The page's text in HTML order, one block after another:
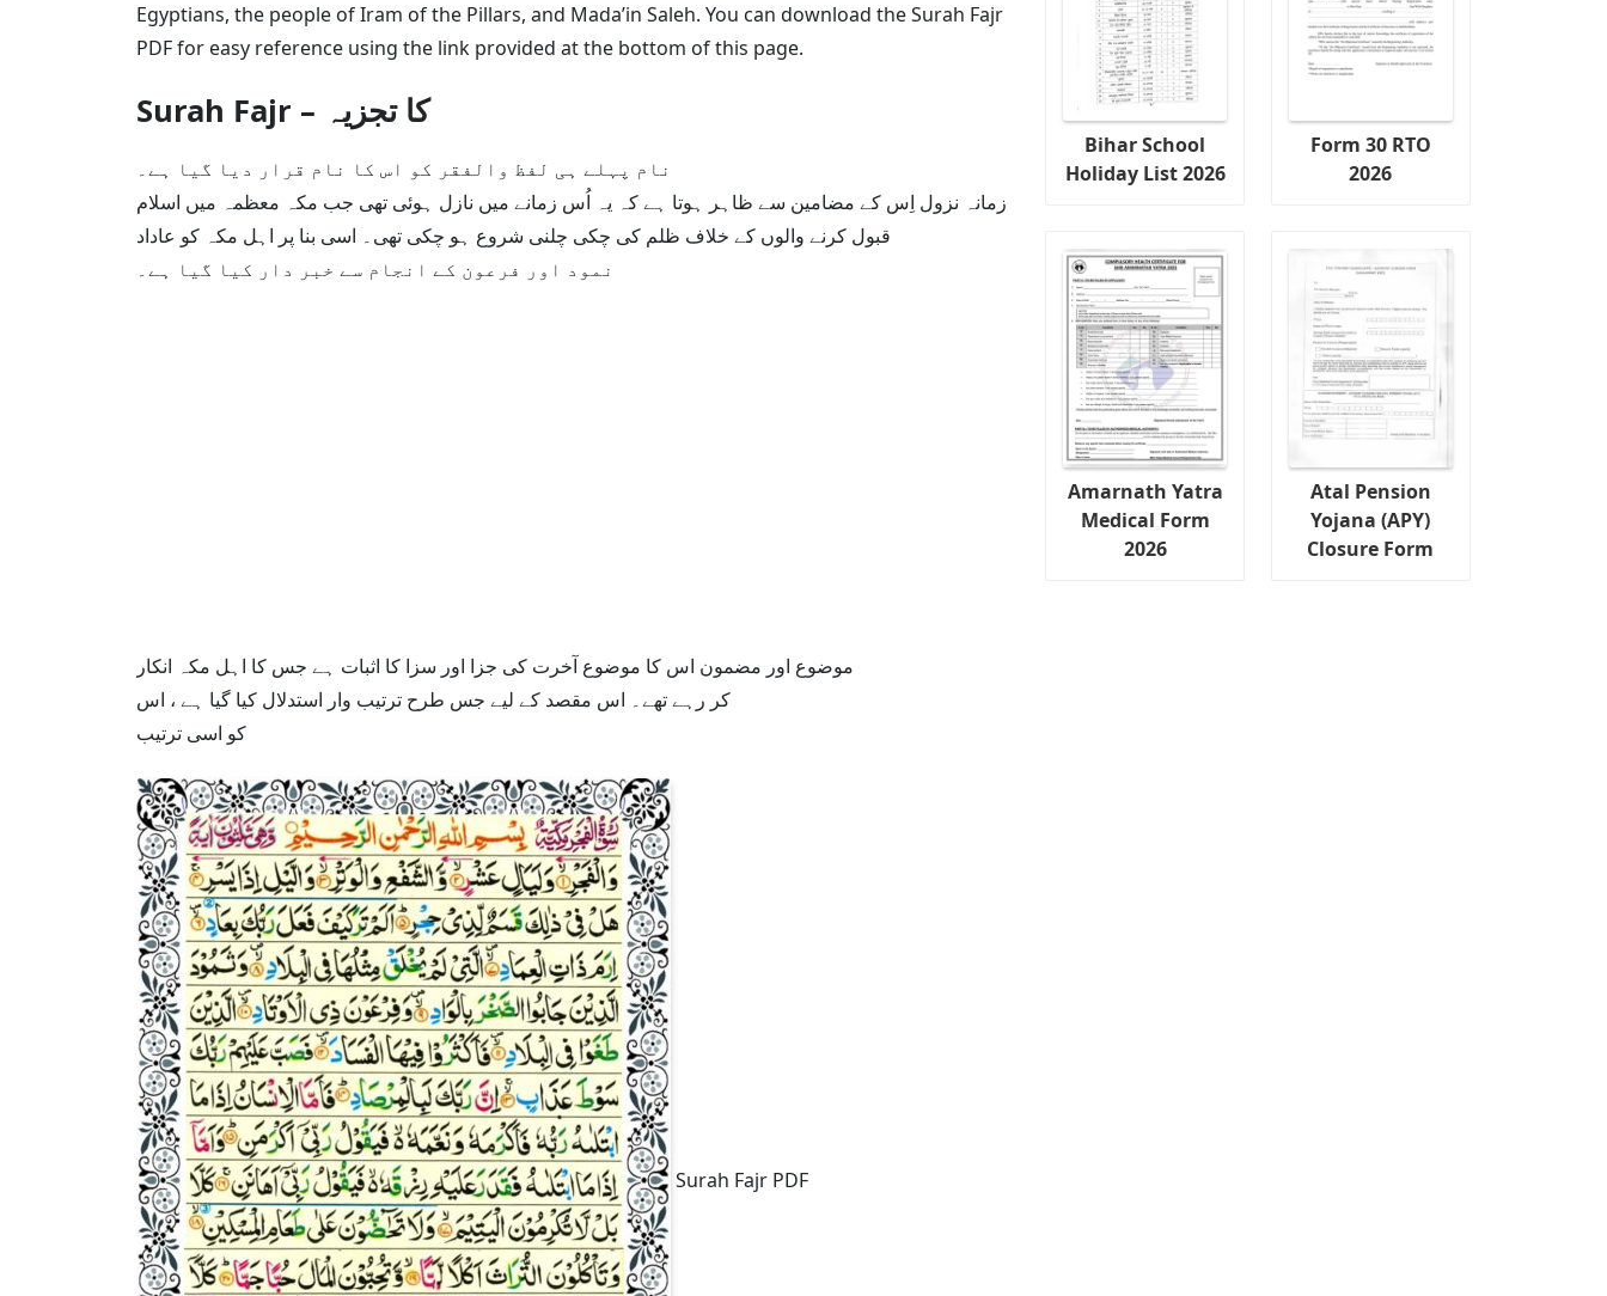
Egyptians, the people of Iram of the Pillars, and Mada’in Saleh. You can download the Surah Fajr
PDF for easy reference using the link provided at the bottom of this page.
Surah Fajr – کا تجزیہ
نام پہلے ہی لفظ والفقر کو اس کا نام قرار دیا گیا ہے۔
زمانہ نزول اِس کے مضامین سے ظاہر ہوتا ہے کہ یہ اُس زمانے میں نازل ہوئی تھی جب مکہ معظمہ میں اسلام
قبول کرنے والوں کے خلاف ظلم کی چکی چلنی شروع ہو چکی تھی۔ اسی بنا پر اہل مکہ کو عاداد
نمود اور فرعون کے انجام سے خبر دار کیا گیا ہے۔
موضوع اور مضمون اس کا موضوع آخرت کی جزا اور سزا کا اثبات ہے جس کا اہل مکہ انکار
کر رہے تھے۔ اس مقصد کے لیے جس طرح ترتیب وار استدلال کیا گیا ہے ، اس
کو اسی ترتیب
Surah Fajr PDF
Bihar School
Holiday List 2026
Form 30 RTO
2026
Amarnath Yatra
Medical Form
2026
Atal Pension
Yojana (APY)
Closure Form